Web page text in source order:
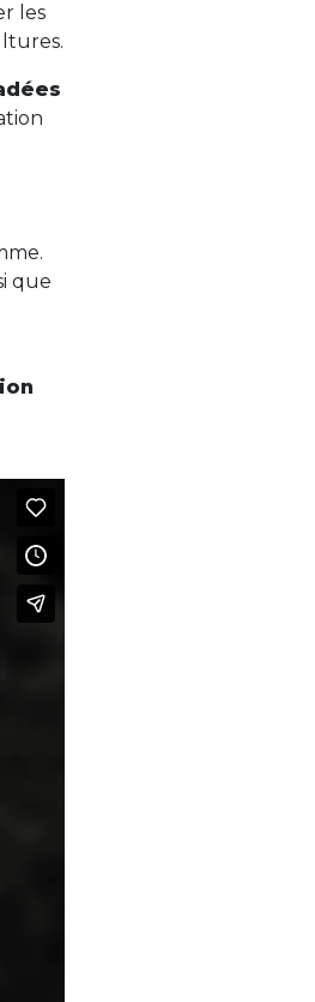
les
que